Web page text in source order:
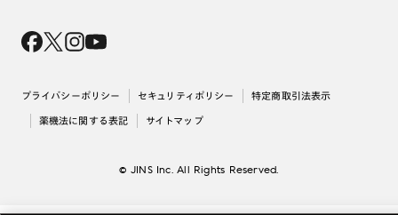
採用情報
出店について
プライバシーポリシー セキュリティポリシー 特定商取引法表示
薬機法に関する表記 サイトマップ
© JINS Inc. All Rights Reserved.